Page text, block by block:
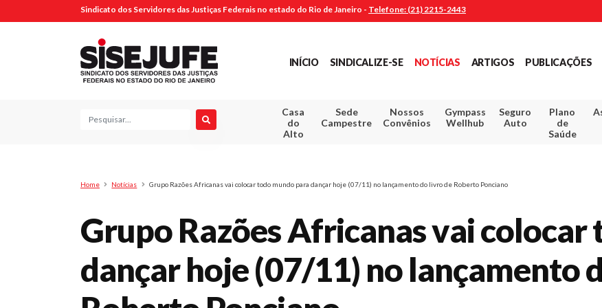
Sindicato dos Servidores das Justiças Federais no estado do Rio de Janeiro - Telefone: (21) 2215-2443
INÍCIO SINDICALIZE-SE NOTÍCIAS ARTIGOS PUBLICAÇÕES
Pesquisa
Casa
do
Alto
Sede
Campestre
Nossos
Convênios
Gympass
Wellhub
Seguro
Auto
Plano
de
Saúde
Home Notícias Grupo Razões Africanas vai colocar todo mundo para dançar hoje (07/11) no lançamento do livro de Roberto Ponciano
Grupo Razões Africanas vai
dançar hoje (07/11) no lançamento